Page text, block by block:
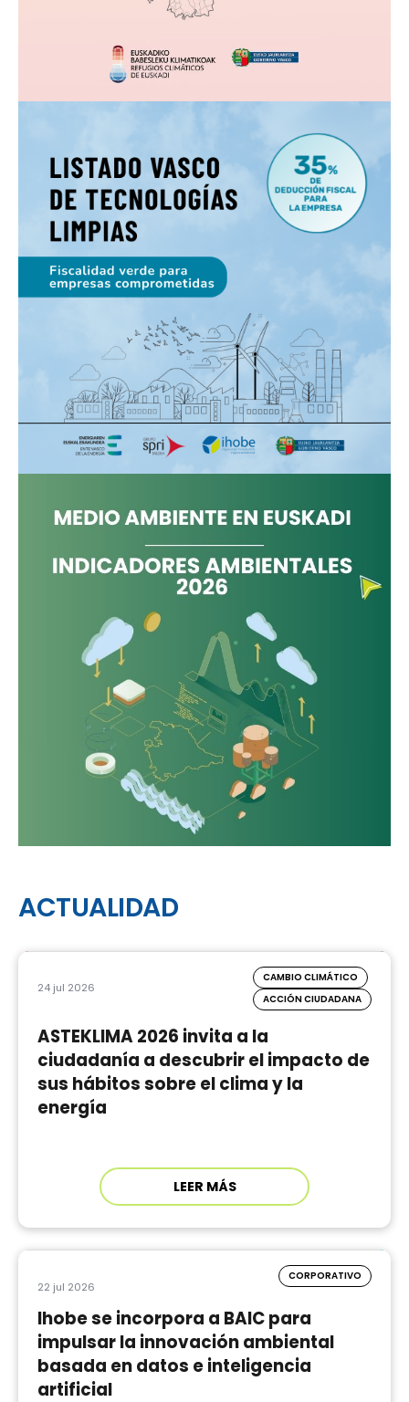
ACTUALIDAD
24 jul 2026
CAMBIO CLIMÁTICO
ACCIÓN CIUDADANA
ASTEKLIMA 2026 invita a la
ciudadanía a descubrir el impacto de
sus hábitos sobre el clima y la
energía
LEER MÁS
22 jul 2026
CORPORATIVO
Ihobe se incorpora a BAIC para
impulsar la innovación ambiental
basada en datos e inteligencia
artificial